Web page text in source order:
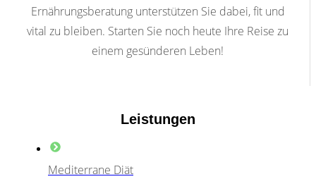
Ernährungsberatung unterstützen Sie dabei, fit und
vital zu bleiben. Starten Sie noch heute Ihre Reise zu
einem gesünderen Leben!
Leistungen
Mediterrane Diät